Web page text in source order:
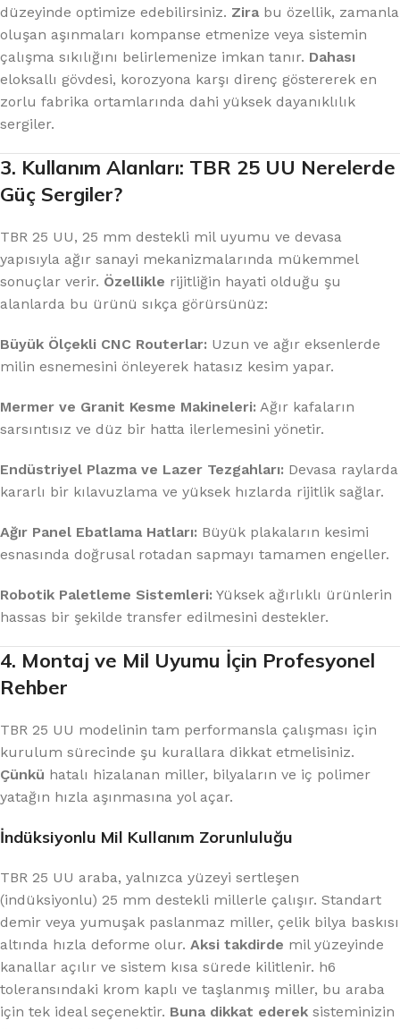
düzeyinde optimize edebilirsiniz. Zira bu özellik, zamanla
oluşan aşınmaları kompanse etmenize veya sistemin
çalışma sıkılığını belirlemenize imkan tanır. Dahası
eloksallı gövdesi, korozyona karşı direnç göstererek en
zorlu fabrika ortamlarında dahi yüksek dayanıklılık
sergiler.
3. Kullanım Alanları: TBR 25 UU Nerelerde
Güç Sergiler?
TBR 25 UU, 25 mm destekli mil uyumu ve devasa
yapısıyla ağır sanayi mekanizmalarında mükemmel
sonuçlar verir. Özellikle rijitliğin hayati olduğu şu
alanlarda bu ürünü sıkça görürsünüz:
Büyük Ölçekli CNC Routerlar: Uzun ve ağır eksenlerde
milin esnemesini önleyerek hatasız kesim yapar.
Mermer ve Granit Kesme Makineleri: Ağır kafaların
sarsıntısız ve düz bir hatta ilerlemesini yönetir.
Endüstriyel Plazma ve Lazer Tezgahları: Devasa raylarda
kararlı bir kılavuzlama ve yüksek hızlarda rijitlik sağlar.
Ağır Panel Ebatlama Hatları: Büyük plakaların kesimi
esnasında doğrusal rotadan sapmayı tamamen engeller.
Robotik Paletleme Sistemleri: Yüksek ağırlıklı ürünlerin
hassas bir şekilde transfer edilmesini destekler.
4. Montaj ve Mil Uyumu İçin Profesyonel
Rehber
TBR 25 UU modelinin tam performansla çalışması için
kurulum sürecinde şu kurallara dikkat etmelisiniz.
Çünkü hatalı hizalanan miller, bilyaların ve iç polimer
yatağın hızla aşınmasına yol açar.
İndüksiyonlu Mil Kullanım Zorunluluğu
TBR 25 UU araba, yalnızca yüzeyi sertleşen
(indüksiyonlu) 25 mm destekli millerle çalışır. Standart
demir veya yumuşak paslanmaz miller, çelik bilya baskısı
altında hızla deforme olur. Aksi takdirde mil yüzeyinde
kanallar açılır ve sistem kısa sürede kilitlenir. h6
toleransındaki krom kaplı ve taşlanmış miller, bu araba
için tek ideal seçenektir. Buna dikkat ederek sisteminizin